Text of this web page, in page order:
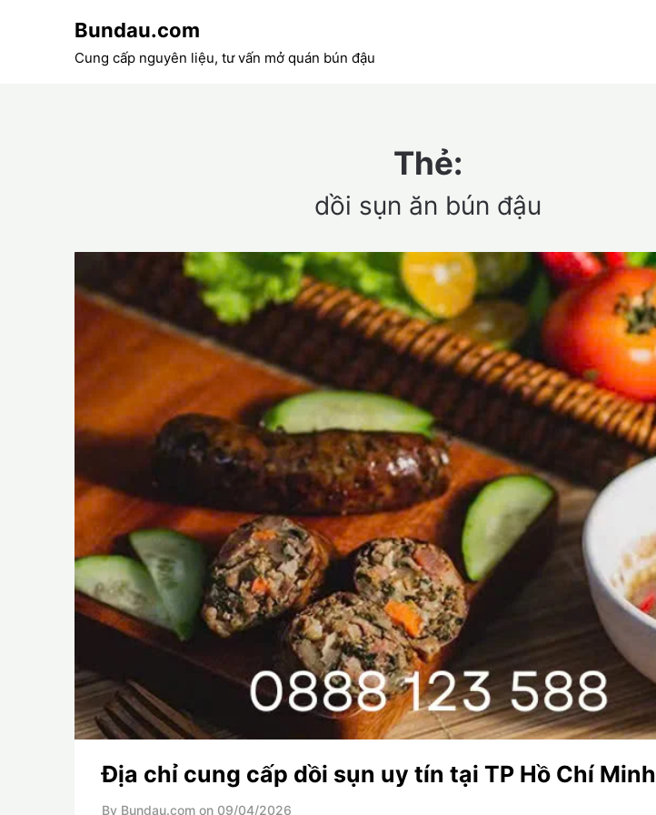
Bundau.com
Cung cấp nguyên liệu, tư vấn mở quán bún đậu
Thẻ:
dồi sụn ăn bún đậu
Địa chỉ cung cấp dồi sụn uy tín tại TP Hồ Chí Minh
By Bundau.com on 09/04/2026